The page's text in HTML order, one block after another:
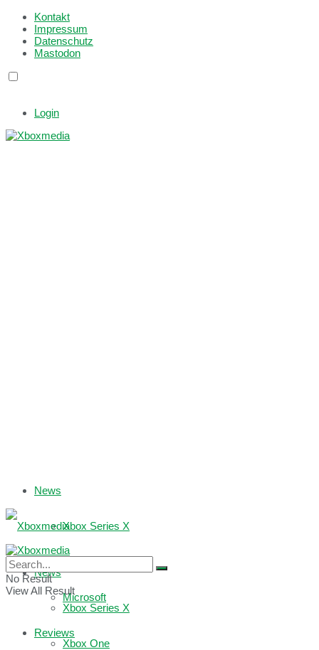
Kontakt
Impressum
Datenschutz
Mastodon
Login
News
Xbox Series X
Microsoft
Reviews
News
Xbox Series X
Xbox One
No Result
View All Result